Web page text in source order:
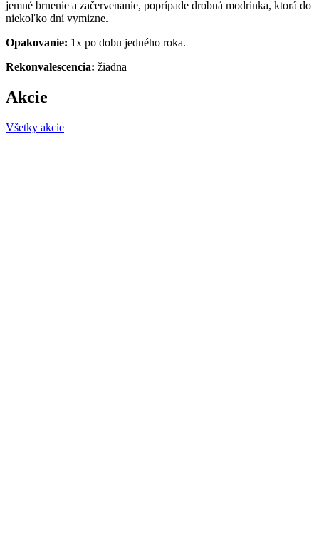
jemné brnenie a začervenanie, poprípade drobná modrinka, ktorá do
niekoľko dní vymizne.
Opakovanie: 1x po dobu jedného roka.
Rekonvalescencia: žiadna
Akcie
Všetky akcie